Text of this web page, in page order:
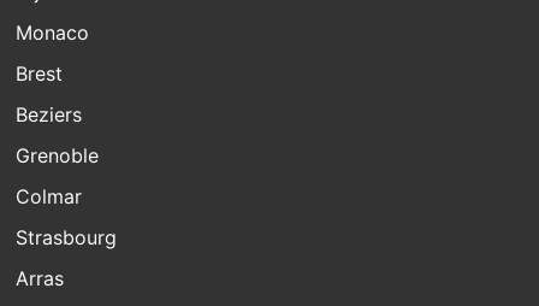
Monaco
Brest
Beziers
Grenoble
Colmar
Strasbourg
Arras